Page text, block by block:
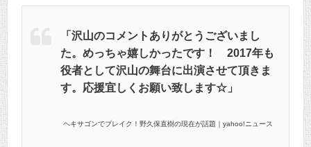
「沢山のコメントありがとうございまし
た。めっちゃ嬉しかったです！ 2017年も
役者として沢山の舞台に出演させて頂きま
す。応援宜しくお願い致します☆」
ヘキサゴンでブレイク！野久保直樹の現在が話題｜yahoo!ニュース